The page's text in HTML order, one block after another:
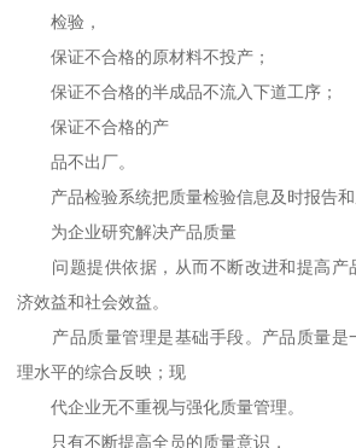
检验，
保证不合格的原材料不投产；
保证不合格的半成品不流入下道工序；
保证不合格的产
品不出厂。
产品检验系统把质量检验信息及时报告和
为企业研究解决产品质量
问题提供依据，从而不断改进和提高产
济效益和社会效益。
产品质量管理是基础手段。产品质量是
理水平的综合反映；现
代企业无不重视与强化质量管理。
只有不断提高全员的质量意识，